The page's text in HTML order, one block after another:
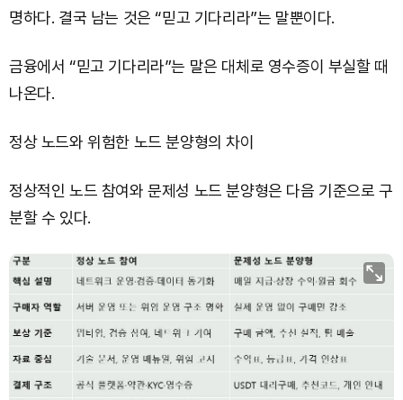
명하다. 결국 남는 것은 “믿고 기다리라”는 말뿐이다.
금융에서 “믿고 기다리라”는 말은 대체로 영수증이 부실할 때
나온다.
정상 노드와 위험한 노드 분양형의 차이
정상적인 노드 참여와 문제성 노드 분양형은 다음 기준으로 구
분할 수 있다.